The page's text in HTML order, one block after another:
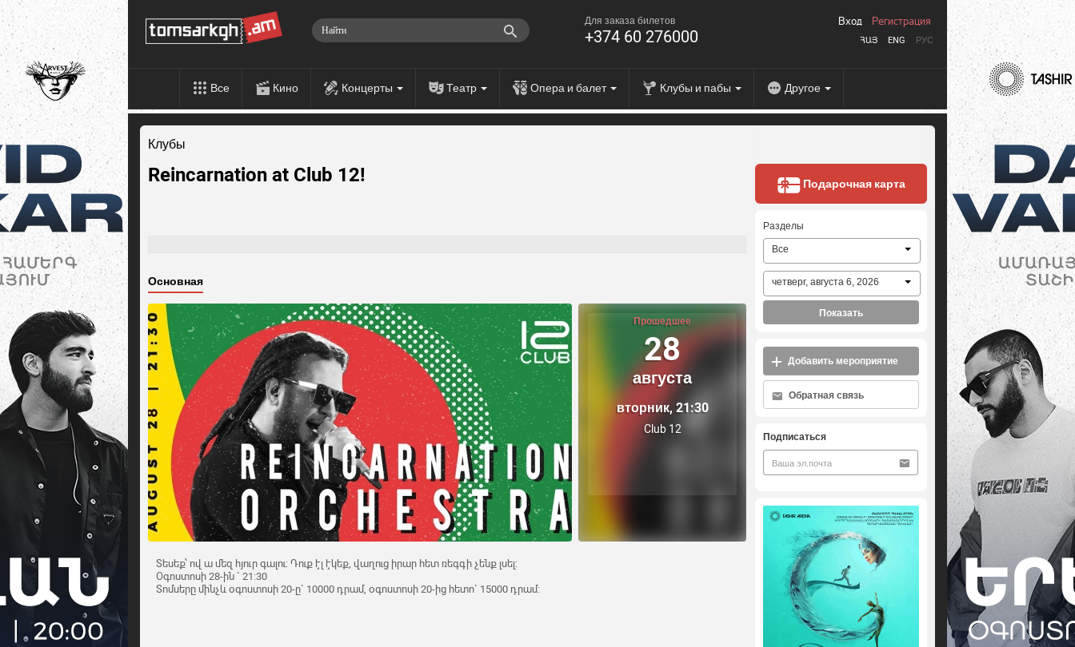
Для заказа билетов
+374 60 276000 ՀԱՅ ENG РУС
Вход Регистрация
Все Кино Концерты Театр Опера и балет Клубы и пабы Другое
Клубы
Reincarnation at Club 12!
Основная
Прошедшее
28
августа
вторник, 21:30
Club 12
Տեսեք՝ ով ա մեզ հյուր գալու: Դուք էլ էկեք, վաղուց իրար հետ ռեգգի չենք լսել:
Օգոստոսի 28-ին ` 21:30
Տոմսերը մինչև օգոստոսի 20-ը` 10000 դրամ, օգոստոսի 20-ից հետո` 15000 դրամ:
Подарочная карта
Разделы
Все
четверг, августа 6, 2026
Показать
Добавить мероприятие
Обратная связь
Подписаться